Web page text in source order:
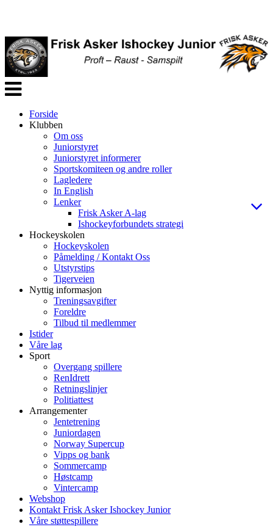
Veksle
navigasjon
Forside
Klubben
Om oss
Juniorstyret
Juniorstyret informerer
Sportskomiteen og andre roller
Lagledere
In English
Lenker
Frisk Asker A-lag
Ishockeyforbundets strategi
Hockeyskolen
Hockeyskolen
Påmelding / Kontakt Oss
Utstyrstips
Tigerveien
Nyttig informasjon
Treningsavgifter
Foreldre
Tilbud til medlemmer
Istider
Våre lag
Sport
Overgang spillere
RenIdrett
Retningslinjer
Politiattest
Arrangementer
Jentetrening
Juniordagen
Norway Supercup
Vipps og bank
Sommercamp
Høstcamp
Vintercamp
Webshop
Kontakt Frisk Asker Ishockey Junior
Våre støttespillere